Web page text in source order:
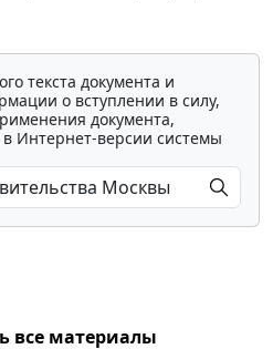
текста документа и
о вступлении в силу,
документа,
в Интернет-версии системы
все материалы